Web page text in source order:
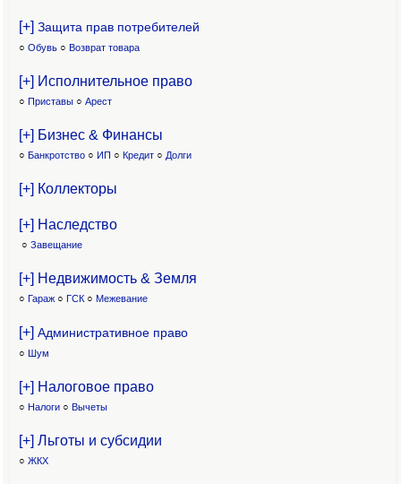
[+] Защита прав потребителей
○ Обувь ○ Возврат товара
[+] Исполнительное право
○ Приставы ○ Арест
[+] Бизнес & Финансы
○ Банкротство ○ ИП ○ Кредит ○ Долги
[+] Коллекторы
[+] Наследство
○ Завещание
[+] Недвижимость & Земля
○ Гараж ○ ГСК ○ Межевание
[+] Административное право
○ Шум
[+] Налоговое право
○ Налоги ○ Вычеты
[+] Льготы и субсидии
○ ЖКХ